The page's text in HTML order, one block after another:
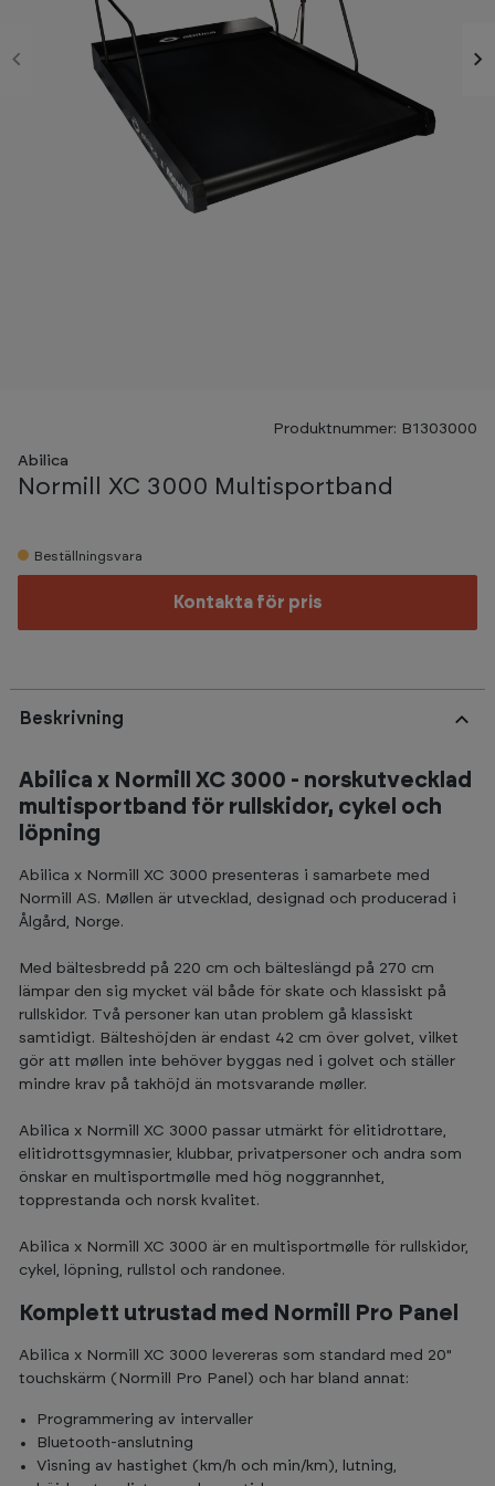
Produktnummer: B1303000
Abilica
Normill XC 3000 Multisportband
Beställningsvara
Kontakta för pris
Beskrivning
Abilica x Normill XC 3000 - norskutvecklad
multisportband för rullskidor, cykel och
löpning
Abilica x Normill XC 3000 presenteras i samarbete med
Normill AS. Møllen är utvecklad, designad och producerad i
Ålgård, Norge.
Med bältesbredd på 220 cm och bälteslängd på 270 cm
lämpar den sig mycket väl både för skate och klassiskt på
rullskidor. Två personer kan utan problem gå klassiskt
samtidigt. Bälteshöjden är endast 42 cm över golvet, vilket
gör att møllen inte behöver byggas ned i golvet och ställer
mindre krav på takhöjd än motsvarande møller.
Abilica x Normill XC 3000 passar utmärkt för elitidrottare,
elitidrottsgymnasier, klubbar, privatpersoner och andra som
önskar en multisportmølle med hög noggrannhet,
topprestanda och norsk kvalitet.
Abilica x Normill XC 3000 är en multisportmølle för rullskidor,
cykel, löpning, rullstol och randonee.
Komplett utrustad med Normill Pro Panel
Abilica x Normill XC 3000 levereras som standard med 20"
touchskärm (Normill Pro Panel) och har bland annat:
Programmering av intervaller
Bluetooth-anslutning
Visning av hastighet (km/h och min/km), lutning,